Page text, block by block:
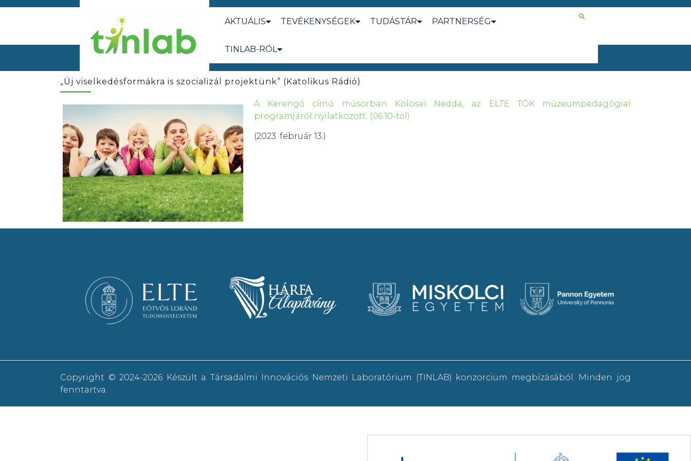
AKTUÁLIS TEVÉKENYSÉGEK TUDÁSTÁR PARTNERSÉG
TINLAB-RÓL
„Új viselkedésformákra is szocializál projektünk” (Katolikus Rádió)
A Kerengő című műsorban Kolosai Nedda, az ELTE TÓK múzeumpedagógiai
programjáról nyilatkozott. (06:10-től)
(2023. február 13.)
Copyright © 2024-2026 Készült a Társadalmi Innovációs Nemzeti Laboratórium (TINLAB) konzorcium megbízásából. Minden jog
fenntartva.